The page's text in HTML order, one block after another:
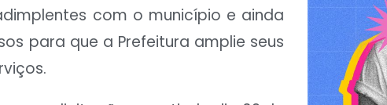
com o município e ainda
para que a Prefeitura amplie seus